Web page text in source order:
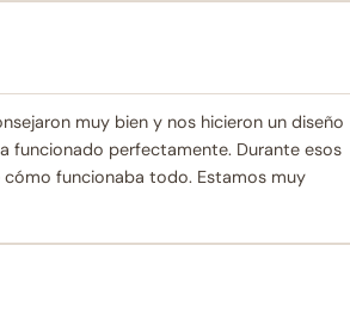
muy bien y nos hicieron un diseño
funcionado perfectamente. Durante esos
cómo funcionaba todo. Estamos muy